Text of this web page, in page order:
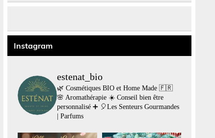
Instagram
estenat_bio
🌿 Cosmétiques BIO et Home Made 🇫🇷
🌸 Aromathérapie ☀️ Conseil bien être
personnalisé ➕ 🎈Les Senteurs Gourmandes
| Parfums